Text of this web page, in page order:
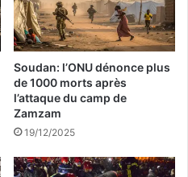
Soudan: l’ONU dénonce plus
de 1000 morts après
l’attaque du camp de
Zamzam
19/12/2025